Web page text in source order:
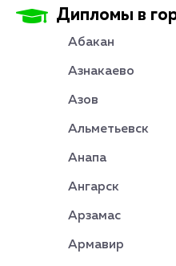
Дипломы в
Абакан
Азнакаево
Азов
Альметьевск
Анапа
Ангарск
Арзамас
Армавир